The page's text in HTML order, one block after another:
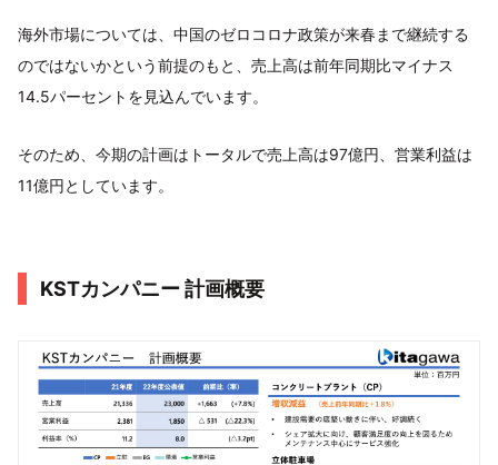
海外市場については、中国のゼロコロナ政策が来春まで継続する
のではないかという前提のもと、売上高は前年同期比マイナス
14.5パーセントを見込んでいます。
そのため、今期の計画はトータルで売上高は97億円、営業利益は
11億円としています。
KSTカンパニー 計画概要